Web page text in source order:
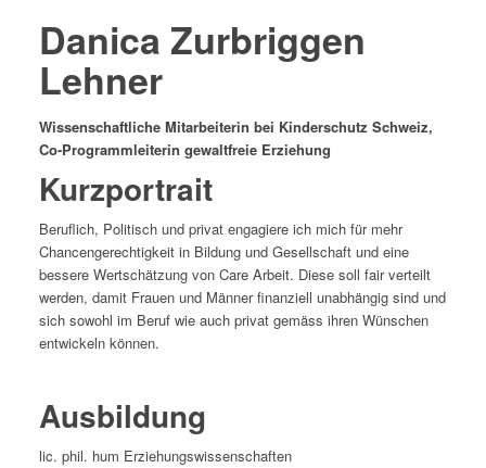
Danica Zurbriggen
Lehner
Wissenschaftliche Mitarbeiterin bei Kinderschutz Schweiz,
Co-Programmleiterin gewaltfreie Erziehung
Kurzportrait
Beruflich, Politisch und privat engagiere ich mich für mehr
Chancengerechtigkeit in Bildung und Gesellschaft und eine
bessere Wertschätzung von Care Arbeit. Diese soll fair verteilt
werden, damit Frauen und Männer finanziell unabhängig sind und
sich sowohl im Beruf wie auch privat gemäss ihren Wünschen
entwickeln können.
Ausbildung
lic. phil. hum Erziehungswissenschaften